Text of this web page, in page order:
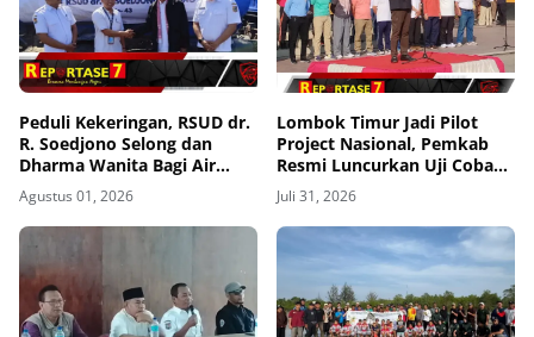
Peduli Kekeringan, RSUD dr.
R. Soedjono Selong dan
Dharma Wanita Bagi Air
Bersih di Sekaroh
Agustus 01, 2026
Lombok Timur Jadi Pilot
Project Nasional, Pemkab
Resmi Luncurkan Uji Coba
Transfomasi Digitalisasi
Bansos Lewat Portal
Perlinsos
Juli 31, 2026